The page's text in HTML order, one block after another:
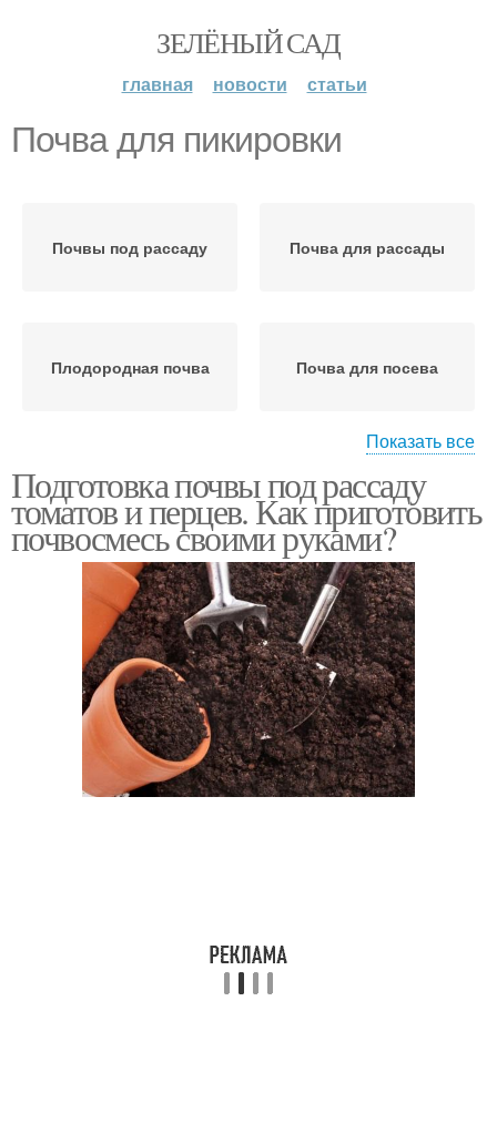
ЗЕЛЁНЫЙ САД
главная новости статьи
Почва для пикировки
Почвы под рассаду Почва для рассады
Плодородная почва Почва для посева
Почвы для посадки
Показать все
Подготовка почвы под рассаду
томатов и перцев. Как приготовить
почвосмесь своими руками?